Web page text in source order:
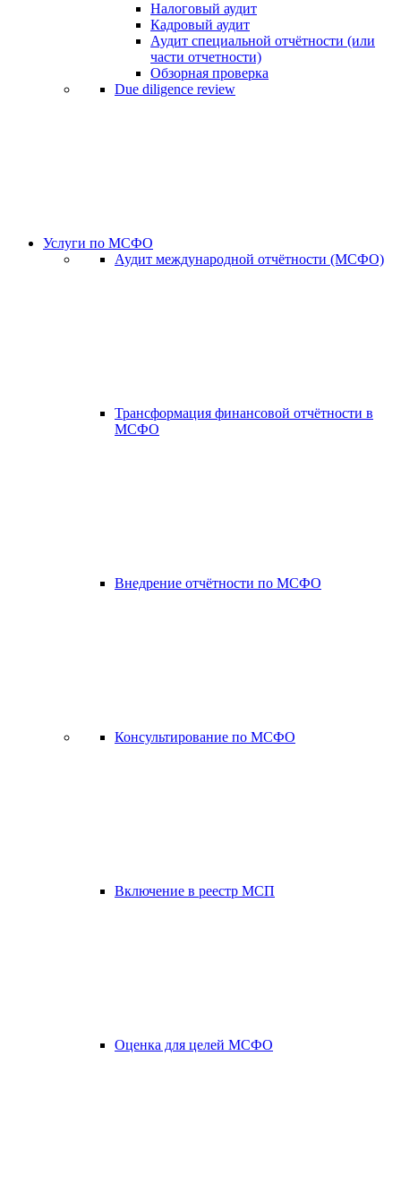
Налоговый аудит
Кадровый аудит
Аудит специальной отчётности (или
части отчетности)
Обзорная проверка
Due diligence review
Услуги по МСФО
Аудит международной отчётности (МСФО)
Трансформация финансовой отчётности в
МСФО
Внедрение отчётности по МСФО
Консультирование по МСФО
Включение в реестр МСП
Оценка для целей МСФО